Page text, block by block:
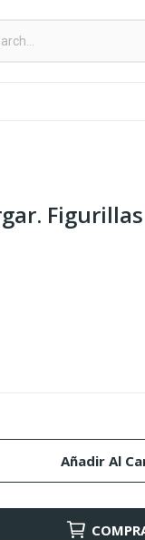
Añadir Al